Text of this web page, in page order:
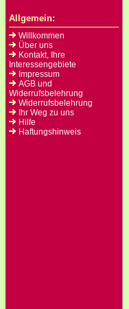
Allgemein:
Willkommen
Über uns
Kontakt, Ihre
Interessengebiete
Impressum
AGB und
Widerrufsbelehrung
Widerrufsbelehrung
Ihr Weg zu uns
Hilfe
Haftungshinweis